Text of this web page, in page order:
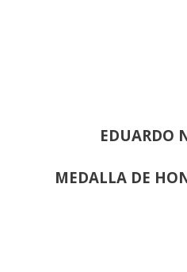
EDUARDO
MEDALLA DE